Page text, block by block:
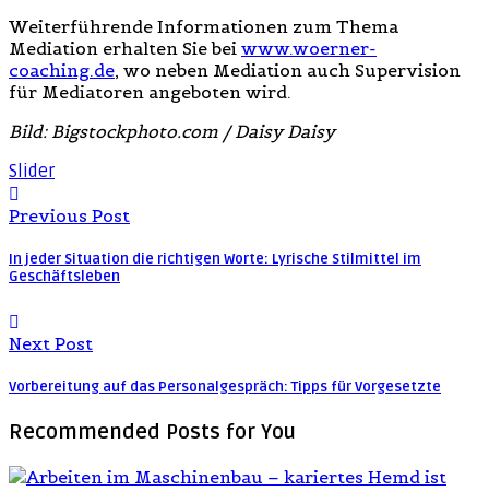
Weiterführende Informationen zum Thema
Mediation erhalten Sie bei www.woerner-
coaching.de, wo neben Mediation auch Supervision
für Mediatoren angeboten wird.
Bild: Bigstockphoto.com / Daisy Daisy
Slider
Previous Post
In jeder Situation die richtigen Worte: Lyrische Stilmittel im
Geschäftsleben
Next Post
Vorbereitung auf das Personalgespräch: Tipps für Vorgesetzte
Recommended Posts for You